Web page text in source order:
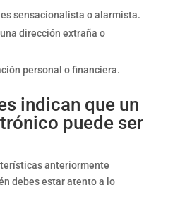
sensacionalista o alarmista.
dirección extraña o
personal o financiera.
indican que un
puede ser
anteriormente
debes estar atento a lo